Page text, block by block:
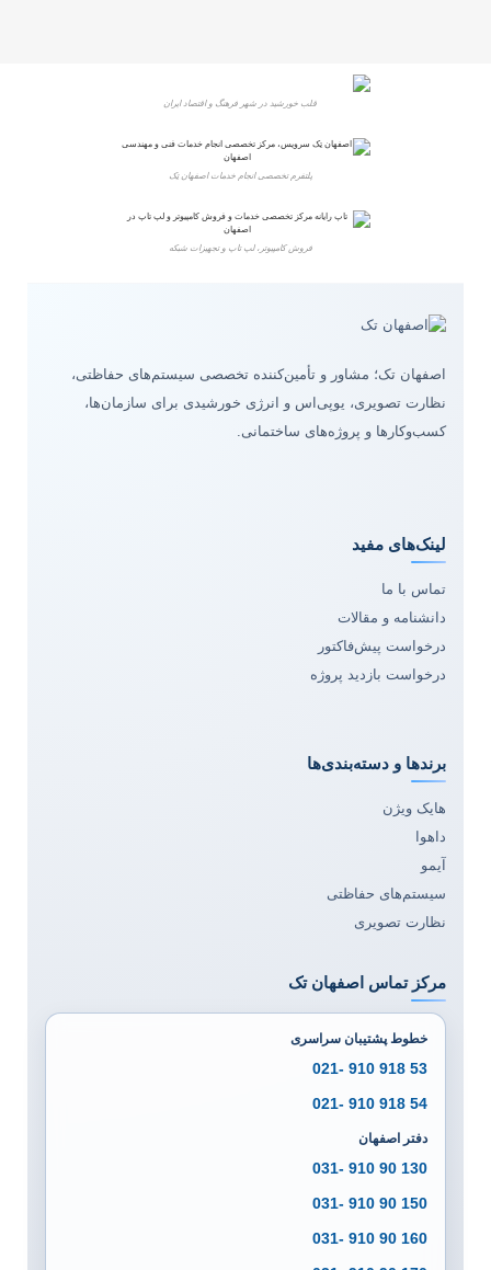
قلب خورشید در شهر فرهنگ و اقتصاد ایران
پلتفرم تخصصی انجام خدمات اصفهان تِک
فروش کامپیوتر، لپ تاپ و تجهیزات شبکه
اصفهان تک؛ مشاور و تأمین‌کننده تخصصی سیستم‌های حفاظتی،
نظارت تصویری، یوپی‌اس و انرژی خورشیدی برای سازمان‌ها،
کسب‌وکارها و پروژه‌های ساختمانی.
لینک‌های مفید
تماس با ما
دانشنامه و مقالات
درخواست پیش‌فاکتور
درخواست بازدید پروژه
برندها و دسته‌بندی‌ها
هایک ویژن
داهوا
آیمو
سیستم‌های حفاظتی
نظارت تصویری
مرکز تماس اصفهان تک
خطوط پشتیبان سراسری
53 918 910 -021
54 918 910 -021
دفتر اصفهان
130 90 910 -031
150 90 910 -031
160 90 910 -031